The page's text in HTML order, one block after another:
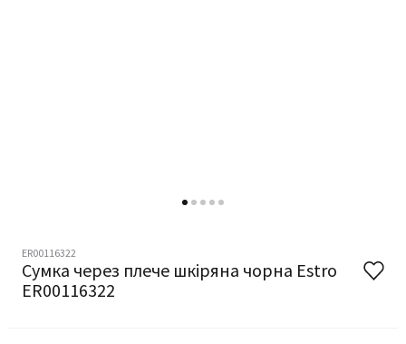
ER00116322
Сумка через плече шкіряна чорна Estro
ER00116322